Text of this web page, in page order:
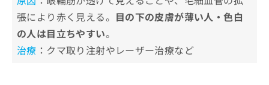
張により赤く見える。 目の下の皮膚が薄い人・色白
の人は目立ちやすい。
治療 ：クマ取り注射やレーザー治療など